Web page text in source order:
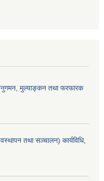
मुल्याङ्कन तथा फरफारक
तथा सञ्चालन) कार्यविधि,